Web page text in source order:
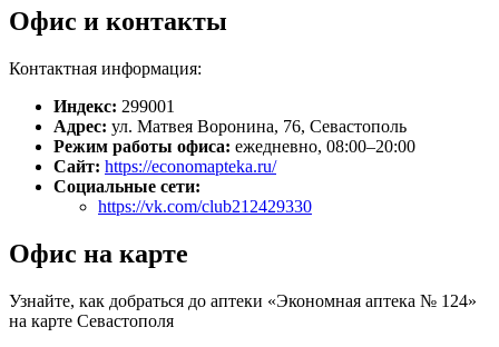
Офис и контакты
Контактная информация:
Индекс: 299001
Адрес: ул. Матвея Воронина, 76, Севастополь
Режим работы офиса: ежедневно, 08:00–20:00
Сайт: https://economapteka.ru/
Социальные сети:
https://vk.com/club212429330
Офис на карте
Узнайте, как добраться до аптеки «Экономная аптека № 124»
на карте Севастополя